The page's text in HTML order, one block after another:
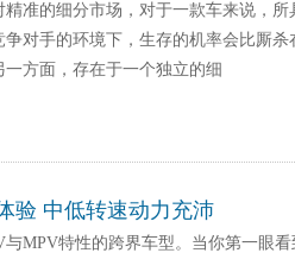
准的细分市场，对于一款车来说，
对手的环境下，生存的机率会比厮
方面，存在于一个独立的细
验 中低转速动力充沛
MPV特性的跨界车型。当你第一眼